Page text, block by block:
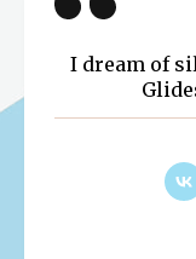
I dream of